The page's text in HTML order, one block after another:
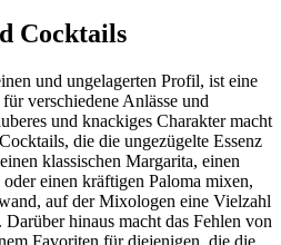
Cocktails
und ungelagerten Profil, ist eine
verschiedene Anlässe und
und knackiges Charakter macht
die die ungezügelte Essenz
klassischen Margarita, einen
einen kräftigen Paloma mixen,
auf der Mixologen eine Vielzahl
hinaus macht das Fehlen von
Favoriten für diejenigen, die die